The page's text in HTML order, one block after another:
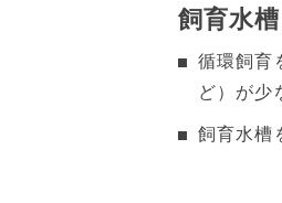
飼育水
循環飼育
ど）が少
飼育水槽